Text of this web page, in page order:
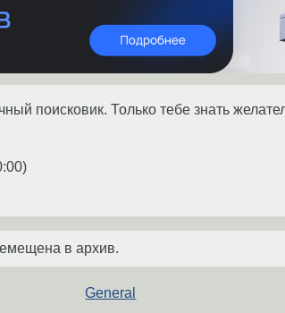
поисковик. Только тебе знать
)
в архив.
General